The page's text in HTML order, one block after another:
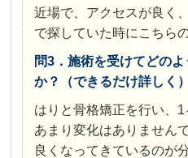
近場で、アクセスが良く
で探していた時にこちら
問3．施術を受けてどの
か？（できるだけ詳しく）
はりと骨格矯正を行い、
あまり変化はありません
良くなってきているのが